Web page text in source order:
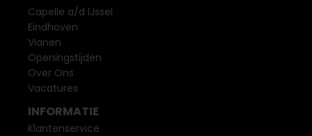
Capelle a/d IJssel
Eindhoven
Vianen
Openingstijden
Over Ons
Vacatures
INFORMATIE
Klantenservice